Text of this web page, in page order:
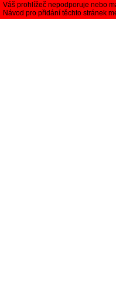
Váš prohlížeč nepodporuje nebo
Návod pro přidání těchto stránek